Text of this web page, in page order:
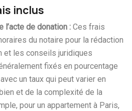
inclus
l’acte de donation : Ces frais
du notaire pour la rédaction
et les conseils juridiques
fixés en pourcentage
un taux qui peut varier en
et de la complexité de la
pour un appartement à Paris,